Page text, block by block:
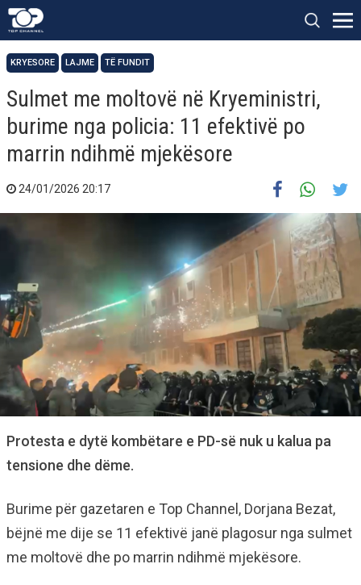
KRYESORE LAJME TË FUNDIT
Sulmet me moltovë në Kryeministri,
burime nga policia: 11 efektivë po
marrin ndihmë mjekësore
24/01/2026 20:17
Protesta e dytë kombëtare e PD-së nuk u kalua pa
tensione dhe dëme.
Burime për gazetaren e Top Channel, Dorjana Bezat,
bëjnë me dije se 11 efektivë janë plagosur nga sulmet
me moltovë dhe po marrin ndihmë mjekësore.